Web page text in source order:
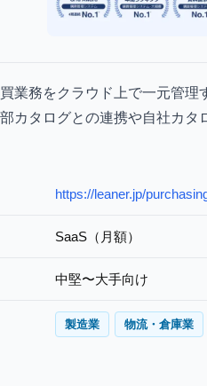
業務をクラウド上で一元管
カタログとの連携や自社カ
https://leaner.jp/
SaaS（月額）
中堅〜大手向け
製造業 物流・倉庫業